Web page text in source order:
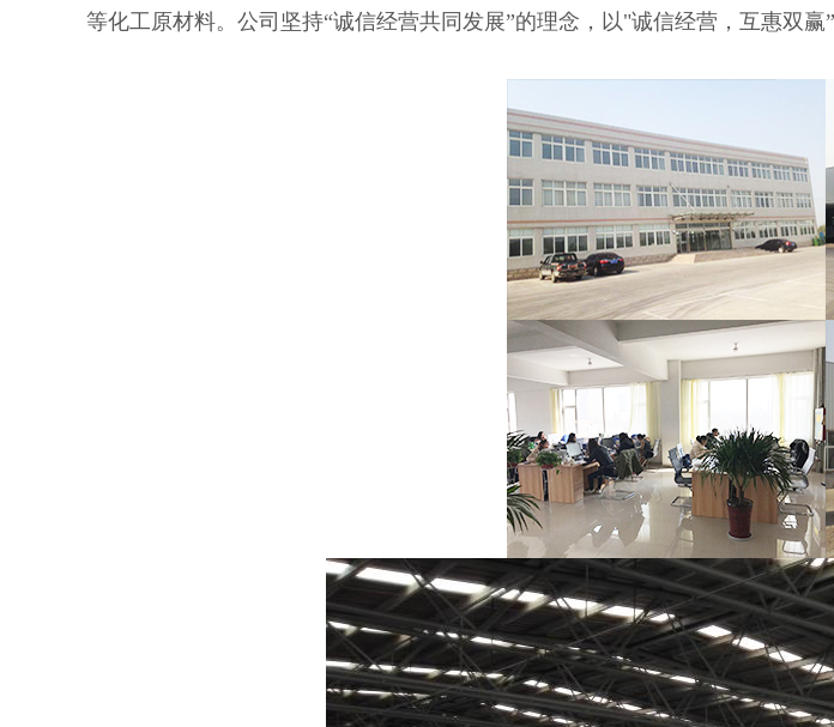
等化工原材料。公司坚持“诚信经营共同发展”的理念，以"诚信经营，互惠双